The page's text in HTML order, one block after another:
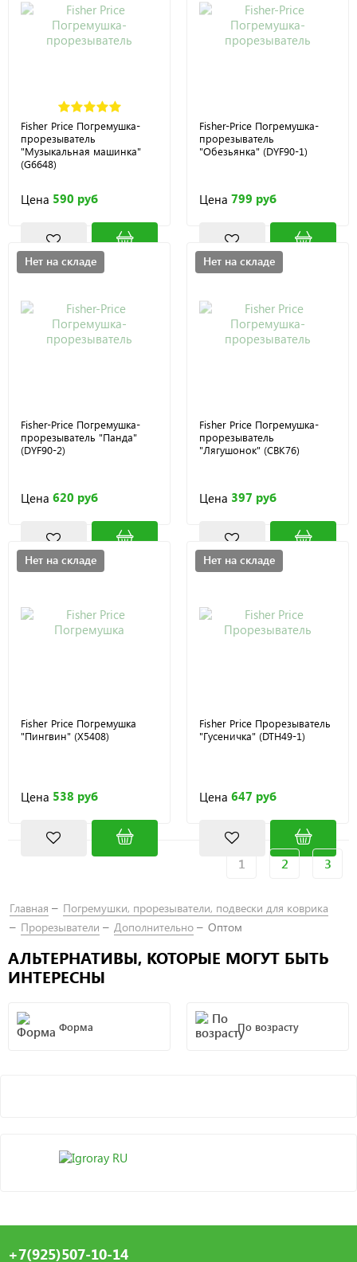
Fisher Price Погремушка-
прорезыватель
"Музыкальная машинка"
(G6648)
Цена 590 руб
Fisher-Price Погремушка-
прорезыватель
"Обезьянка" (DYF90-1)
Цена 799 руб
Нет на складе
Fisher-Price Погремушка-
прорезыватель "Панда"
(DYF90-2)
Цена 620 руб
Нет на складе
Fisher Price Погремушка-
прорезыватель
"Лягушонок" (CBK76)
Цена 397 руб
Нет на складе
Fisher Price Погремушка
"Пингвин" (X5408)
Цена 538 руб
Нет на складе
Fisher Price Прорезыватель
"Гусеничка" (DTH49-1)
Цена 647 руб
1 2 3
Главная
Погремушки, прорезыватели, подвески для коврика
Прорезыватели
Дополнительно Оптом
АЛЬТЕРНАТИВЫ, КОТОРЫЕ МОГУТ БЫТЬ
ИНТЕРЕСНЫ
Форма По возрасту
+7(925)507-10-14